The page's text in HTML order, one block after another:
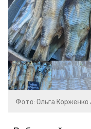
Фото: Ольга Корженко